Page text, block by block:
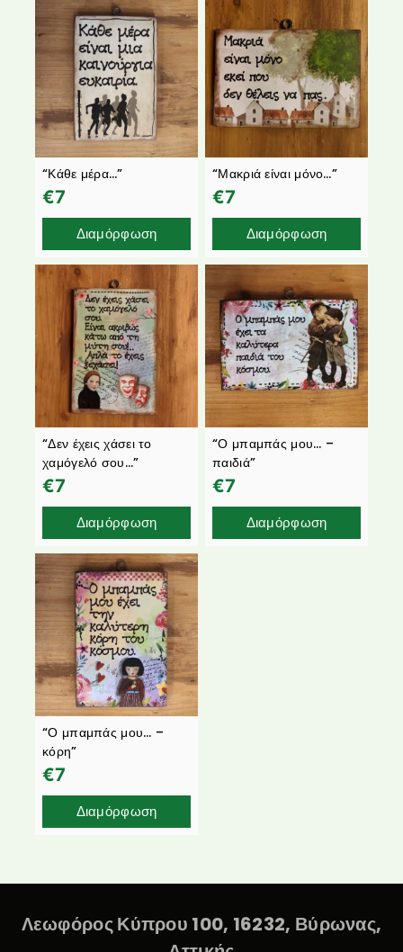
“Κάθε μέρα…”
€7
Διαμόρφωση
“Μακριά είναι μόνο…”
€7
Διαμόρφωση
“Δεν έχεις χάσει το
χαμόγελό σου…”
€7
Διαμόρφωση
“Ο μπαμπάς μου… –
παιδιά”
€7
Διαμόρφωση
“Ο μπαμπάς μου… –
κόρη”
€7
Διαμόρφωση
Λεωφόρος Κύπρου 100, 16232, Βύρωνας,